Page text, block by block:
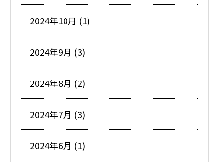
2024年10月 (1)
2024年9月 (3)
2024年8月 (2)
2024年7月 (3)
2024年6月 (1)